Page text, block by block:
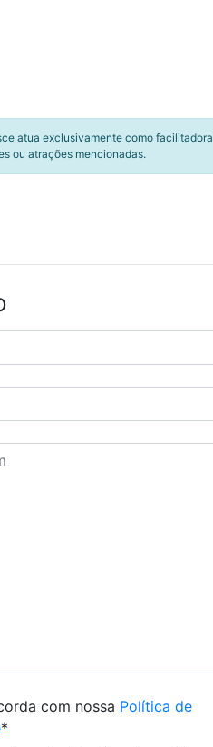
atua exclusivamente como facilitadora
ou atrações mencionadas.
com nossa Política de
*